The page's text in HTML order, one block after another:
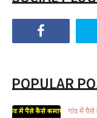
POPULAR
गांव में